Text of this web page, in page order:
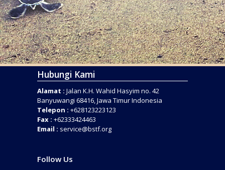
Hubungi Kami
Alamat : Jalan K.H. Wahid Hasyim no. 42
Banyuwangi 68416, Jawa Timur Indonesia
Telepon : +628123223123
Fax : +62333424463
Email : service@bstf.org
Follow Us